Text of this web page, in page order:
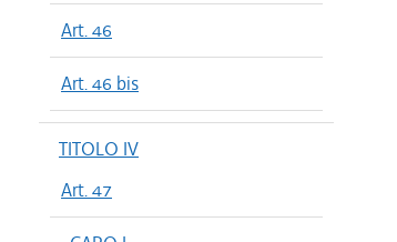
Art. 46
Art. 46 bis
TITOLO IV
Art. 47